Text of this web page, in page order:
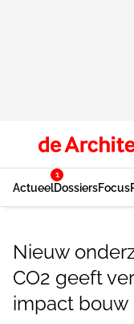
Actueel
1
DossiersFocus
Nieuw
CO2 geeft
impact bouw